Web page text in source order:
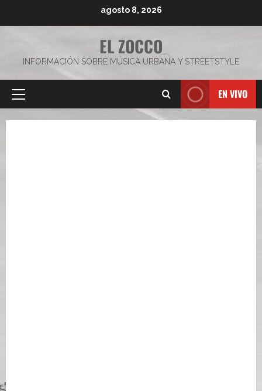
agosto 8, 2026
EL ZOCCO
INFORMACIÓN SOBRE MÚSICA URBANA Y STREETSTYLE
Menú
EN VIVO